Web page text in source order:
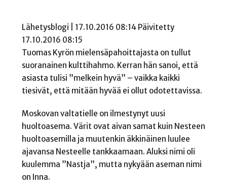
Lähetysblogi | 17.10.2016 08:14 Päivitetty
17.10.2016 08:15
Tuomas Kyrön mielensäpahoittajasta on tullut
suoranainen kulttihahmo. Kerran hän sanoi, että
asiasta tulisi ”melkein hyvä” – vaikka kaikki
tiesivät, että mitään hyvää ei ollut odotettavissa.
Moskovan valtatielle on ilmestynyt uusi
huoltoasema. Värit ovat aivan samat kuin Nesteen
huoltoasemilla ja muutenkin äkkinäinen luulee
ajavansa Nesteelle tankkaamaan. Aluksi nimi oli
kuulemma ”Nastja”, mutta nykyään aseman nimi
on Inna.